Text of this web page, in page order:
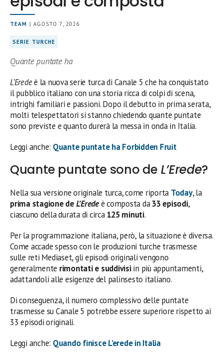
TEAM | AGOSTO 7, 2026
SERIE TURCHE
Quante puntate ha
L’Eredeè la nuova serie turca di Canale 5 che ha conquistato
il pubblico italiano con una storia ricca di colpi di scena,
intrighi familiari e passioni. Dopo il debutto in prima serata,
molti telespettatori si stanno chiedendo quante puntate
sono previste e quanto durerà la messa in onda in Italia.
Leggi anche: Quante puntate ha Forbidden Fruit
Quante puntate sono de L’Erede?
Nella sua versione originale turca, come riporta Today, la
prima stagione deL’Eredeè composta da33 episodi,
ciascuno della durata di circa125 minuti.
Per la programmazione italiana, però, la situazione è diversa.
Come accade spesso con le produzioni turche trasmesse
sulle reti Mediaset, gli episodi originali vengono
generalmente rimontati e suddivisiin più appuntamenti,
adattandoli alle esigenze del palinsesto italiano.
Di conseguenza, il numero complessivo delle puntate
trasmesse su Canale 5 potrebbe essere superiore rispetto ai
33 episodi originali.
Leggi anche: Quando finisce L’erede in Italia